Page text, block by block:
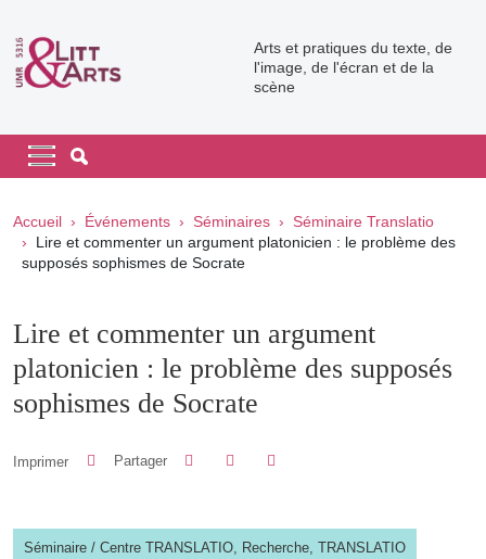
Arts et pratiques du texte, de
l'image, de l'écran et de la
scène
Navigation principale
Navigation principale mobile
Fil d'Ariane
Accueil Événements Séminaires
Séminaire Translatio
Lire et commenter un argument platonicien : le problème des
supposés sophismes de Socrate
Lire et commenter un argument
platonicien : le problème des supposés
sophismes de Socrate
Imprimer Partager Partager sur Facebook
Partager sur LinkedIn
Séminaire / Centre TRANSLATIO, Recherche, TRANSLATIO